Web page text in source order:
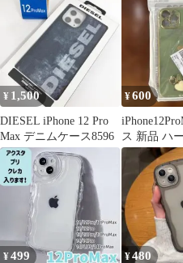
¥ 1,500
DIESEL iPhone 12 Pro
Max デニムケース8596
¥600
ス 新品 ハ
付き モス
¥499 ¥480